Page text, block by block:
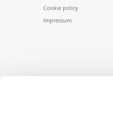
Cookie policy
Impressum